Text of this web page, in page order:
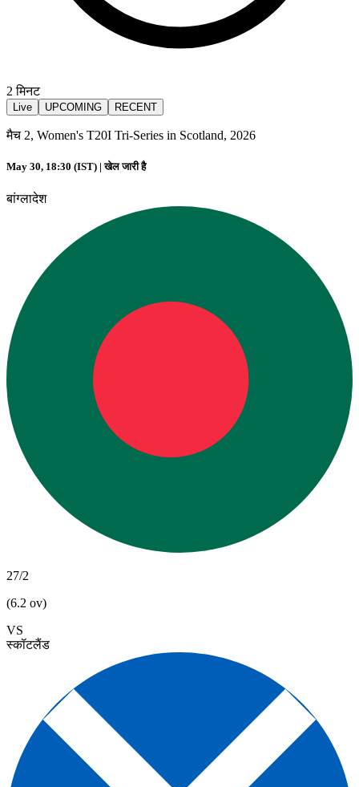
2 मिनट
Live UPCOMING RECENT
मैच 2, Women's T20I Tri-Series in Scotland, 2026
May 30, 18:30 (IST) |खेल जारी है
बांग्लादेश
27/2
(6.2 ov)
VS
स्कॉटलैंड